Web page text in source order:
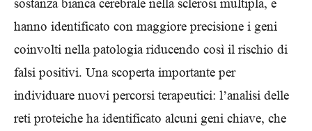
sostanza bianca cerebrale nella sclerosi multipla, e
hanno identificato con maggiore precisione i geni
coinvolti nella patologia riducendo così il rischio di
falsi positivi. Una scoperta importante per
individuare nuovi percorsi terapeutici: l’analisi delle
reti proteiche ha identificato alcuni geni chiave, che